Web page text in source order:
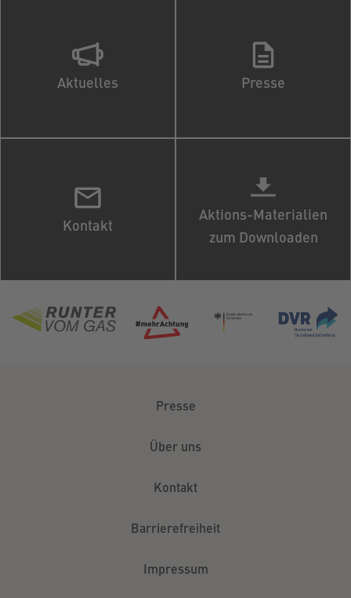
Aktuelles Presse
Kontakt
Aktions-Materialien
zum Downloaden
Presse
Über uns
Kontakt
Barrierefreiheit
Impressum